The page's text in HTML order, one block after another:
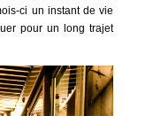
ci un instant de vie
pour un long trajet